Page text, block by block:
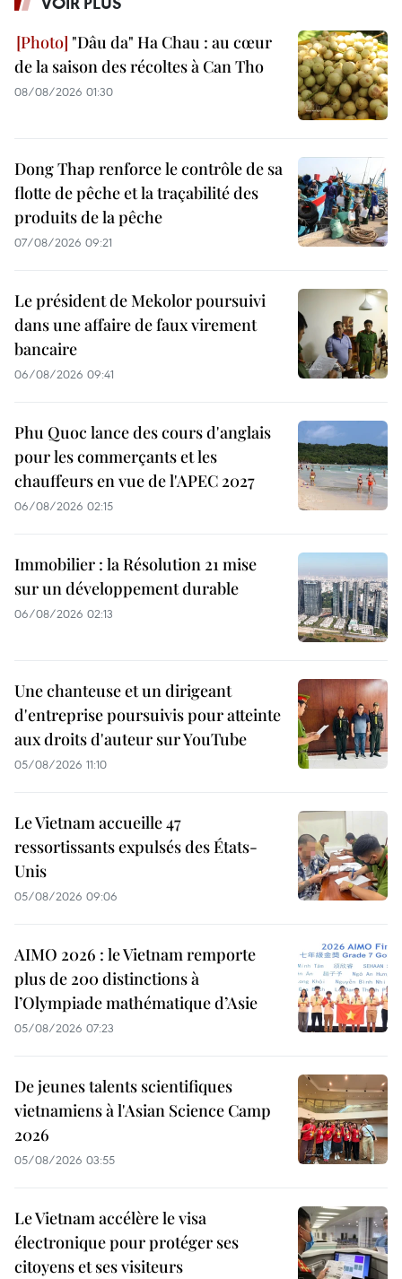
"Dâu da" Ha Chau : au cœur
de la saison des récoltes à Can Tho
08/08/2026 01:30
Dong Thap renforce le contrôle de sa
flotte de pêche et la traçabilité des
produits de la pêche
07/08/2026 09:21
Le président de Mekolor poursuivi
dans une affaire de faux virement
bancaire
06/08/2026 09:41
Phu Quoc lance des cours d'anglais
pour les commerçants et les
chauffeurs en vue de l'APEC 2027
06/08/2026 02:15
Immobilier : la Résolution 21 mise
sur un développement durable
06/08/2026 02:13
Une chanteuse et un dirigeant
d'entreprise poursuivis pour atteinte
aux droits d'auteur sur YouTube
05/08/2026 11:10
Le Vietnam accueille 47
ressortissants expulsés des États-
Unis
05/08/2026 09:06
AIMO 2026 : le Vietnam remporte
plus de 200 distinctions à
l’Olympiade mathématique d’Asie
05/08/2026 07:23
De jeunes talents scientifiques
vietnamiens à l'Asian Science Camp
2026
05/08/2026 03:55
Le Vietnam accélère le visa
électronique pour protéger ses
citoyens et ses visiteurs